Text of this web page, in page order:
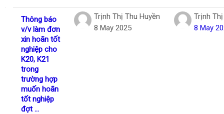
Thông báo
v/v làm đơn
xin hoãn tốt
nghiệp cho
K20, K21
trong
trường hợp
muốn hoãn
tốt nghiệp
đợt ...
Trịnh Thị Thu Huyền
8 May 2025
Trịnh
8 May